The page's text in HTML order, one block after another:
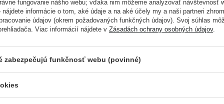
peeling pre
mastnú pokožku
hlavy - 165g
fungovanie nášho webu; vďaka nim môžeme analyzovať návštevnosť
informácie o tom, aké údaje a na aké účely my a naši partneri
údajov (okrem požadovaných funkčných údajov). Svoj súhlas
Viac informácií nájdete v Zásadách ochrany osobných údajov.
zabezpečujú funkčnosť webu (povinné)